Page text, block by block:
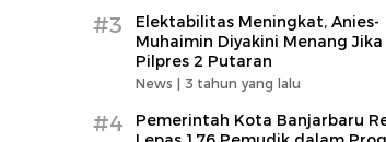
#3
Elektabilitas Meningkat, Anies-
Muhaimin Diyakini Menang Jika
Pilpres 2 Putaran
News | 3 tahun yang lalu
#4
Pemerintah Kota Banjarbaru